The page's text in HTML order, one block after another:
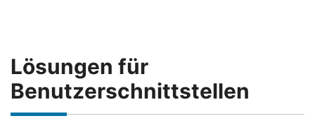
Lösungen für
Benutzerschnittstellen